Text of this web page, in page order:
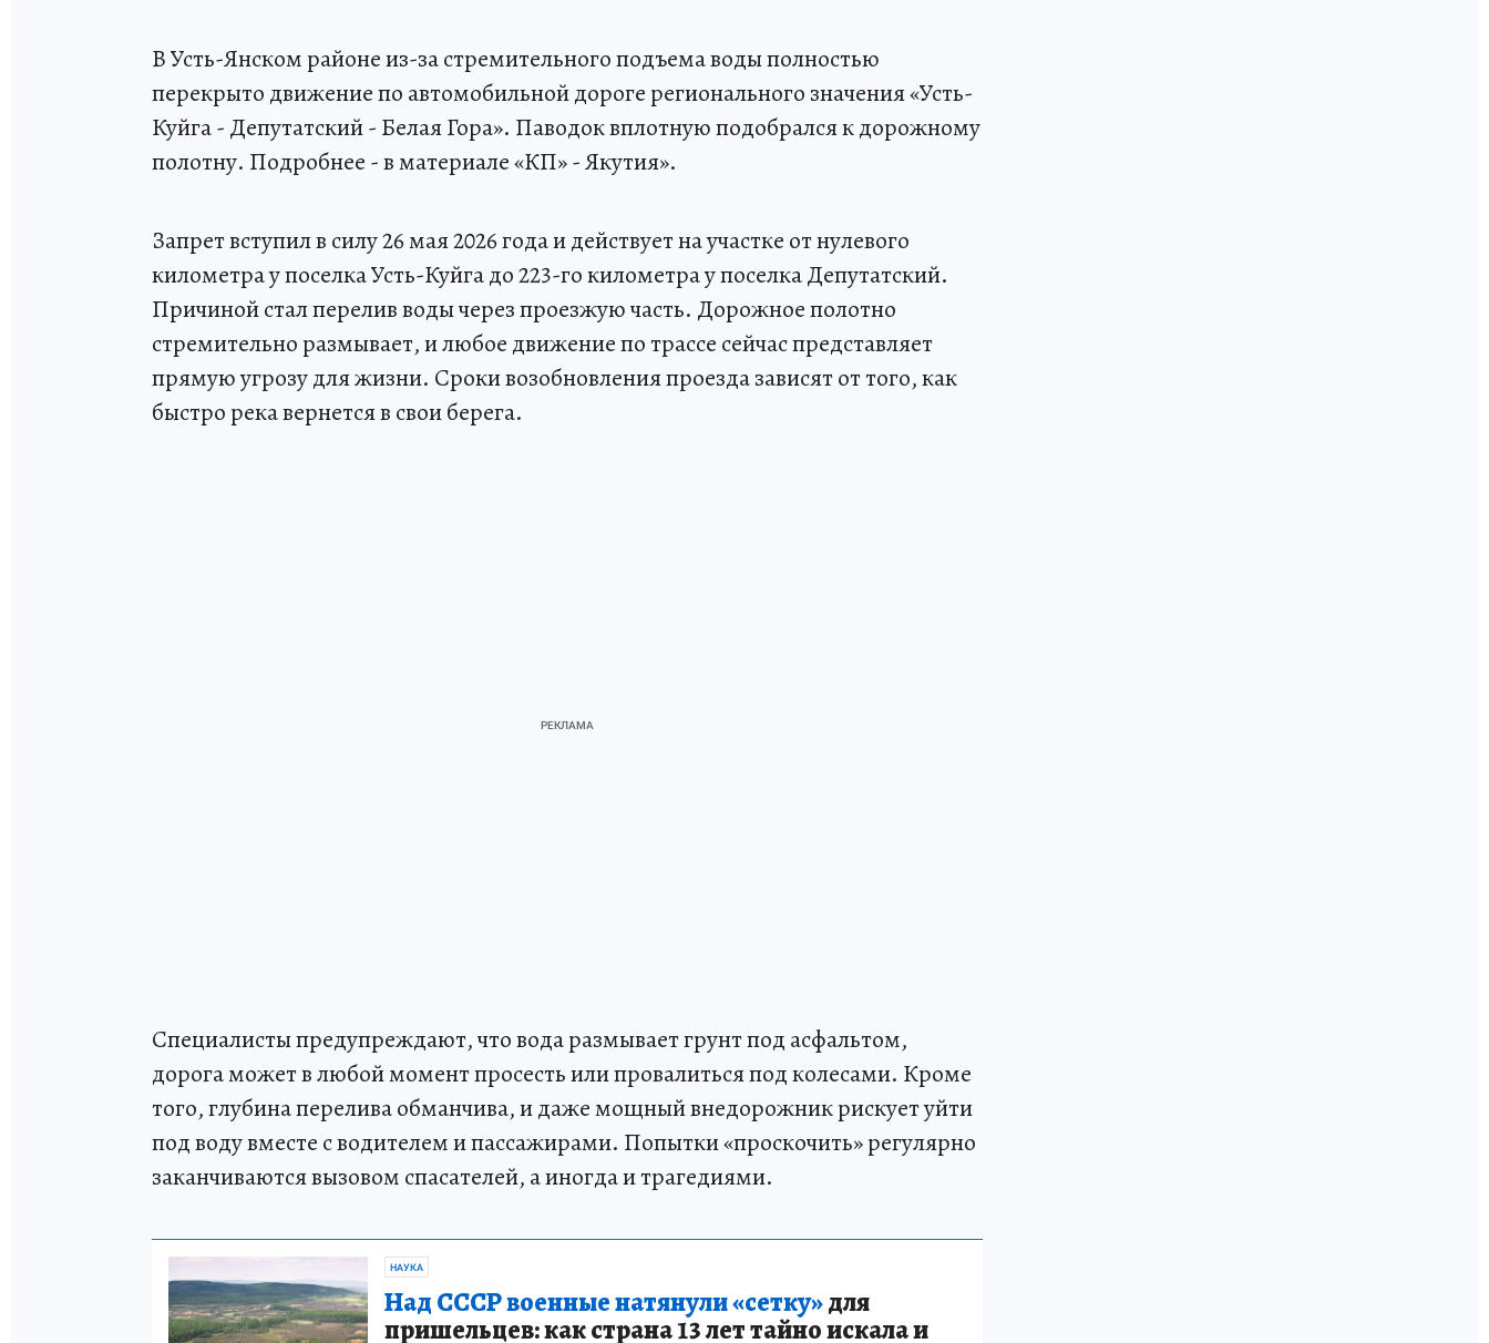
В Усть-Янском районе из-за стремительного подъема воды полностью
перекрыто движение по автомобильной дороге регионального значения «Усть-
Куйга - Депутатский - Белая Гора». Паводок вплотную подобрался к дорожному
полотну. Подробнее - в материале «КП» - Якутия».
Запрет вступил в силу 26 мая 2026 года и действует на участке от нулевого
километра у поселка Усть-Куйга до 223-го километра у поселка Депутатский.
Причиной стал перелив воды через проезжую часть. Дорожное полотно
стремительно размывает, и любое движение по трассе сейчас представляет
прямую угрозу для жизни. Сроки возобновления проезда зависят от того, как
быстро река вернется в свои берега.
Специалисты предупреждают, что вода размывает грунт под асфальтом,
дорога может в любой момент просесть или провалиться под колесами. Кроме
того, глубина перелива обманчива, и даже мощный внедорожник рискует уйти
под воду вместе с водителем и пассажирами. Попытки «проскочить» регулярно
заканчиваются вызовом спасателей, а иногда и трагедиями.
НАУКА
Над СССР военные натянули «сетку»для
пришельцев: как страна 13 лет тайно искала и